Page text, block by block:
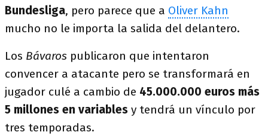
Bundesliga, pero parece que a Oliver Kahn
mucho no le importa la salida del delantero.
Los Bávaros publicaron que intentaron
convencer a atacante pero se transformará en
jugador culé a cambio de 45.000.000 euros más
5 millones en variables y tendrá un vínculo por
tres temporadas.